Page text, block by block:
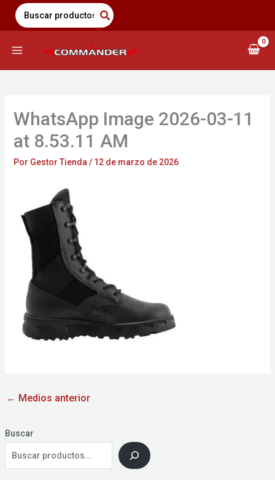
Saltar
contenido
Search
for:
Buscar
WhatsApp Image 2026-03-11
at 8.53.11 AM
Por Gestor Tienda / 12 de marzo de 2026
← Medios anterior